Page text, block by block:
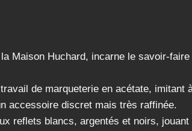
Maison Huchard, incarne le savoir-
de marqueterie en acétate,
accessoire discret mais très raffinée.
reflets blancs, argentés et noirs,